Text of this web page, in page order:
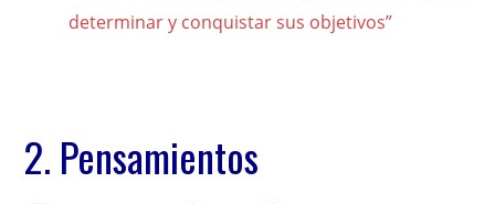
determinar y conquistar sus objetivos”
2. Pensamientos